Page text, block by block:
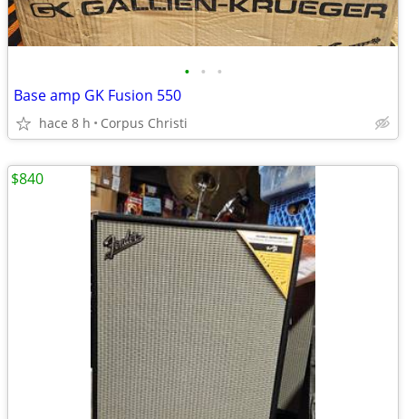
• • •
Base amp GK Fusion 550
hace 8 h Corpus Christi
$840